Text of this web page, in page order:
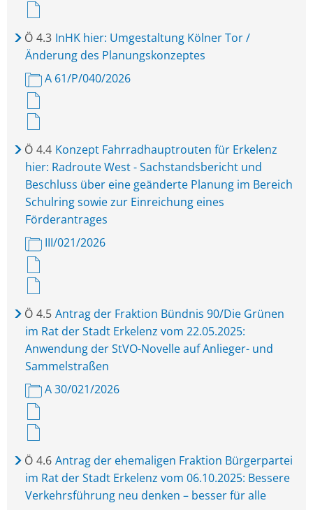
Ö 4.3 InHK hier: Umgestaltung Kölner Tor /
Änderung des Planungskonzeptes
A 61/P/040/2026
Ö 4.4 Konzept Fahrradhauptrouten für Erkelenz
hier: Radroute West - Sachstandsbericht und
Beschluss über eine geänderte Planung im Bereich
Schulring sowie zur Einreichung eines
Förderantrages
III/021/2026
Ö 4.5 Antrag der Fraktion Bündnis 90/Die Grünen
im Rat der Stadt Erkelenz vom 22.05.2025:
Anwendung der StVO-Novelle auf Anlieger- und
Sammelstraßen
A 30/021/2026
Ö 4.6 Antrag der ehemaligen Fraktion Bürgerpartei
im Rat der Stadt Erkelenz vom 06.10.2025: Bessere
Verkehrsführung neu denken – besser für alle